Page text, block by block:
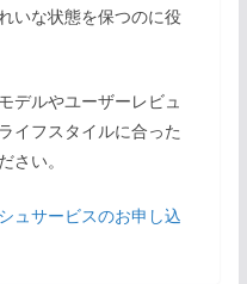
いな状態を保つのに役
デルやユーザーレビュ
イフスタイルに合った
さい。
ュサービスのお申し込